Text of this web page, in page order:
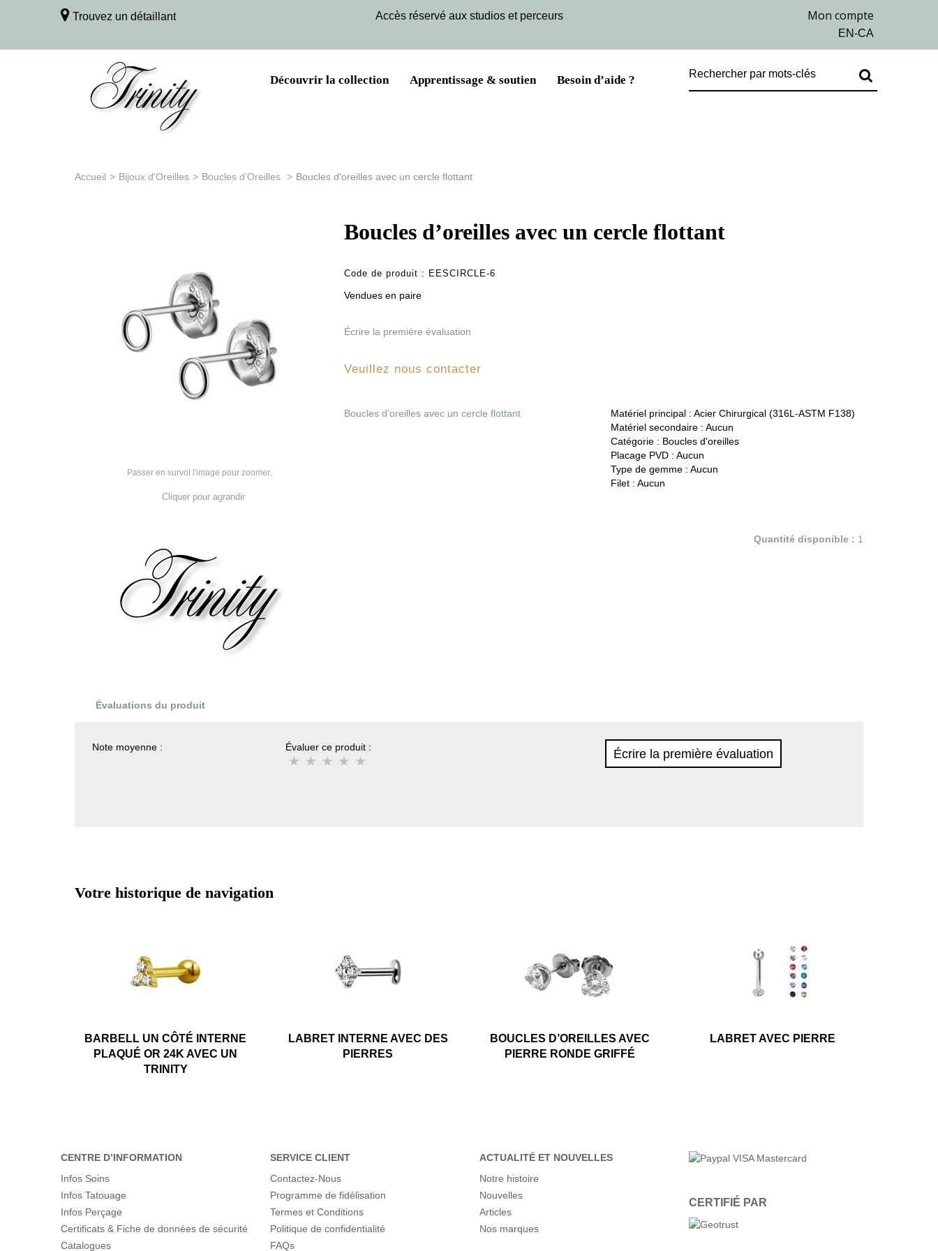
Trouvez un détaillant Accès réservé aux studios et perceurs
Découvrir la collection Apprentissage & soutien Besoin d’aide ?
Accueil > Bijoux d’Oreilles > Boucles d’Oreilles > Boucles d’oreilles avec un cercle flottant
Passer en survol l'image pour zoomer.
Cliquer pour agrandir
Boucles d’oreilles avec un cercle flottant
Code de produit : EESCIRCLE-6
Vendues en paire
Écrire la première évaluation
Veuillez nous contacter
Boucles d’oreilles avec un cercle flottant Matériel principal : Acier Chirurgical (316L-ASTM F138)
Matériel secondaire : Aucun
Catégorie : Boucles d'oreilles
Placage PVD : Aucun
Type de gemme : Aucun
Filet : Aucun
Quantité disponible : 1
Évaluations du produit
Note moyenne : Évaluer ce produit : Écrire la première évaluation
Votre historique de navigation
BARBELL UN CÔTÉ INTERNE
PLAQUÉ OR 24K AVEC UN
TRINITY
LABRET INTERNE AVEC DES
PIERRES
BOUCLES D’OREILLES AVEC
PIERRE RONDE GRIFFÉ
LABRET AVEC PIERRE
CENTRE D’INFORMATION
Infos Soins
Infos Tatouage
Infos Perçage
Certificats & Fiche de données de sécurité
Catalogues
SERVICE CLIENT
Contactez-Nous
Programme de fidélisation
Termes et Conditions
Politique de confidentialité
FAQs
ACTUALITÉ ET NOUVELLES
Notre histoire
Nouvelles
Articles
Nos marques
CERTIFIÉ PAR